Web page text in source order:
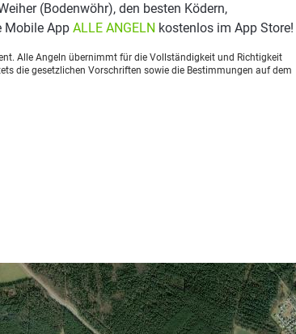
(Bodenwöhr), den besten Ködern,
Mobile App ALLE ANGELN kostenlos im App Store!
Alle Angeln übernimmt für die Vollständigkeit und Richtigkeit
die gesetzlichen Vorschriften sowie die Bestimmungen auf dem